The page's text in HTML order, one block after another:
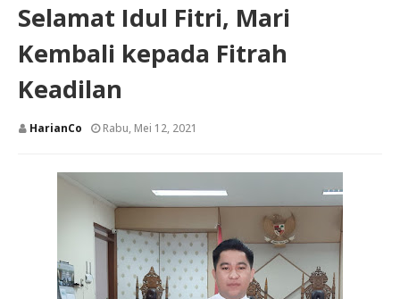
Selamat Idul Fitri, Mari
Kembali kepada Fitrah
Keadilan
HarianCo Rabu, Mei 12, 2021